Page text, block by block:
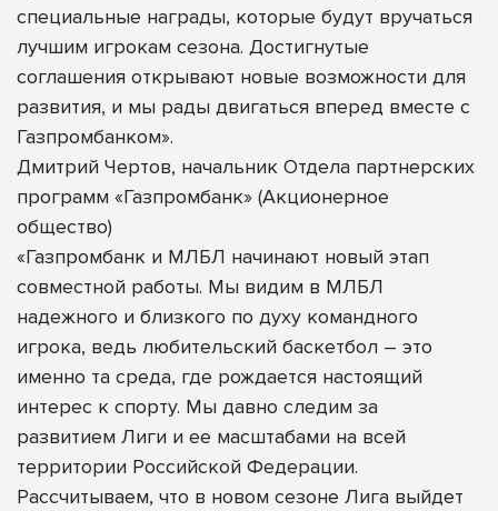
специальные награды, которые будут вручаться
лучшим игрокам сезона. Достигнутые
соглашения открывают новые возможности для
развития, и мы рады двигаться вперед вместе с
Газпромбанком».
Дмитрий Чертов, начальник Отдела партнерских
программ «Газпромбанк» (Акционерное
общество)
«Газпромбанк и МЛБЛ начинают новый этап
совместной работы. Мы видим в МЛБЛ
надежного и близкого по духу командного
игрока, ведь любительский баскетбол – это
именно та среда, где рождается настоящий
интерес к спорту. Мы давно следим за
развитием Лиги и ее масштабами на всей
территории Российской Федерации.
Рассчитываем, что в новом сезоне Лига выйдет